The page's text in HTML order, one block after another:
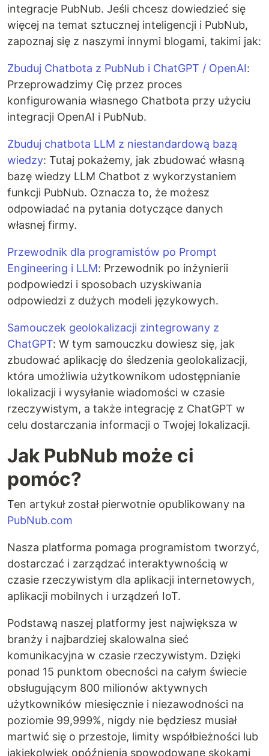
integracje PubNub. Jeśli chcesz dowiedzieć się
więcej na temat sztucznej inteligencji i PubNub,
zapoznaj się z naszymi innymi blogami, takimi jak:
Zbuduj Chatbota z PubNub i ChatGPT / OpenAI:
Przeprowadzimy Cię przez proces
konfigurowania własnego Chatbota przy użyciu
integracji OpenAI i PubNub.
Zbuduj chatbota LLM z niestandardową bazą
wiedzy: Tutaj pokażemy, jak zbudować własną
bazę wiedzy LLM Chatbot z wykorzystaniem
funkcji PubNub. Oznacza to, że możesz
odpowiadać na pytania dotyczące danych
własnej firmy.
Przewodnik dla programistów po Prompt
Engineering i LLM: Przewodnik po inżynierii
podpowiedzi i sposobach uzyskiwania
odpowiedzi z dużych modeli językowych.
Samouczek geolokalizacji zintegrowany z
ChatGPT: W tym samouczku dowiesz się, jak
zbudować aplikację do śledzenia geolokalizacji,
która umożliwia użytkownikom udostępnianie
lokalizacji i wysyłanie wiadomości w czasie
rzeczywistym, a także integrację z ChatGPT w
celu dostarczania informacji o Twojej lokalizacji.
Jak PubNub może ci
pomóc?
Ten artykuł został pierwotnie opublikowany na
PubNub.com
Nasza platforma pomaga programistom tworzyć,
dostarczać i zarządzać interaktywnością w
czasie rzeczywistym dla aplikacji internetowych,
aplikacji mobilnych i urządzeń IoT.
Podstawą naszej platformy jest największa w
branży i najbardziej skalowalna sieć
komunikacyjna w czasie rzeczywistym. Dzięki
ponad 15 punktom obecności na całym świecie
obsługującym 800 milionów aktywnych
użytkowników miesięcznie i niezawodności na
poziomie 99,999%, nigdy nie będziesz musiał
martwić się o przestoje, limity współbieżności lub
jakiekolwiek opóźnienia spowodowane skokami